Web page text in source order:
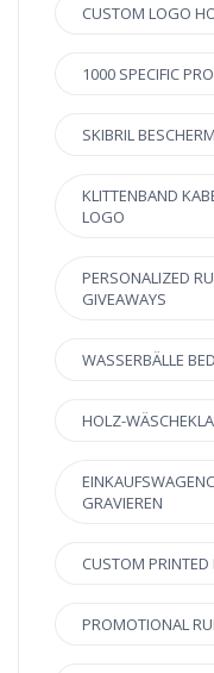
CUSTOM LOGO
1000 SPECIFIC
SKIBRIL
KLITTENBAND
LOGO
PERSONALIZED
GIVEAWAYS
WASSERBÄLLE
HOLZ-
GRAVIEREN
CUSTOM
PROMOTIONAL